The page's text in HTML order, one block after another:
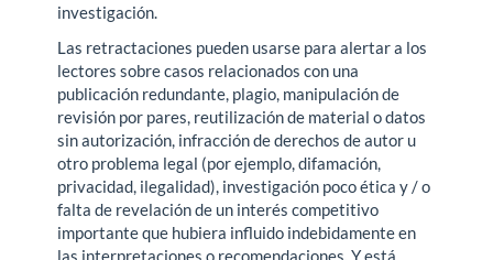
investigación.
Las retractaciones pueden usarse para alertar a los
lectores sobre casos relacionados con una
publicación redundante, plagio, manipulación de
revisión por pares, reutilización de material o datos
sin autorización, infracción de derechos de autor u
otro problema legal (por ejemplo, difamación,
privacidad, ilegalidad), investigación poco ética y / o
falta de revelación de un interés competitivo
importante que hubiera influido indebidamente en
las interpretaciones o recomendaciones. Y está